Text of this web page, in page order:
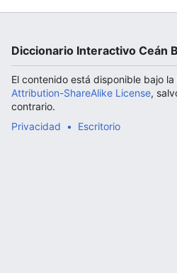
Abrir menú principal
Diccionario Interactivo Ceán
El contenido está disponible bajo la
Attribution-ShareAlike License,
contrario.
Privacidad
Escritorio